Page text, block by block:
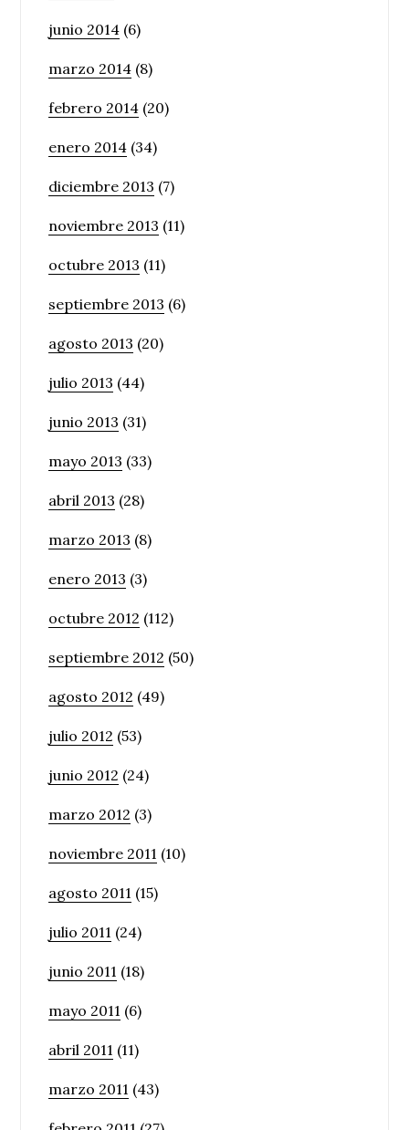
junio 2014 (6)
marzo 2014 (8)
febrero 2014 (20)
enero 2014 (34)
diciembre 2013 (7)
noviembre 2013 (11)
octubre 2013 (11)
septiembre 2013 (6)
agosto 2013 (20)
julio 2013 (44)
junio 2013 (31)
mayo 2013 (33)
abril 2013 (28)
marzo 2013 (8)
enero 2013 (3)
octubre 2012 (112)
septiembre 2012 (50)
agosto 2012 (49)
julio 2012 (53)
junio 2012 (24)
marzo 2012 (3)
noviembre 2011 (10)
agosto 2011 (15)
julio 2011 (24)
junio 2011 (18)
mayo 2011 (6)
abril 2011 (11)
marzo 2011 (43)